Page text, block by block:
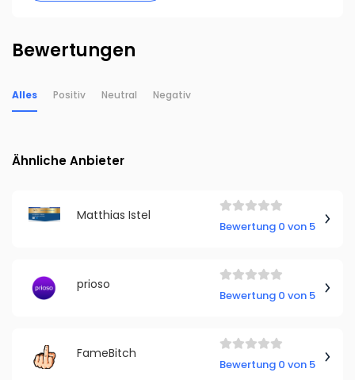
Bewertungen
Alles Positiv Neutral Negativ
Ähnliche Anbieter
Matthias Istel
Bewertung 0 von 5
prioso
Bewertung 0 von 5
FameBitch
Bewertung 0 von 5